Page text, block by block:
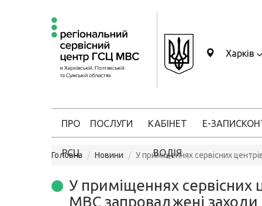
Харків
ПРО
РСЦ
ПОСЛУГИ КАБІНЕТ
ВОДІЯ
Е-ЗАПИС
Головна Новини У приміщеннях сервісних
У приміщеннях сервісних
МВС запроваджені заходи